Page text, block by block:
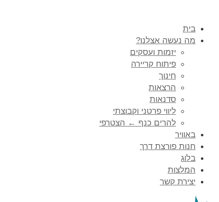
בית
מה נעשה אצלנו?
יזמות ועסקים
פיתוח קריירה
חינוך
הרצאות
סדנאות
ליווי פרטני וקבוצתי
להרים כנף ← הצטרפי
באוויר
חנות פורצת דרך
בלוג
המלצות
יצירת קשר